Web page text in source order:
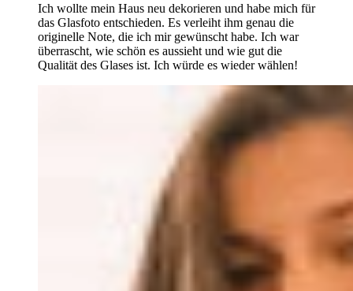
Ich wollte mein Haus neu dekorieren und habe mich für
das Glasfoto entschieden. Es verleiht ihm genau die
originelle Note, die ich mir gewünscht habe. Ich war
überrascht, wie schön es aussieht und wie gut die
Qualität des Glases ist. Ich würde es wieder wählen!